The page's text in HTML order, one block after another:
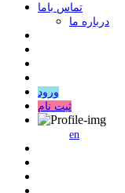
ﺗﻤﺎﺱ ﺑﺎﻣﺎ
درباره ما
ورود
ثبت نام
en